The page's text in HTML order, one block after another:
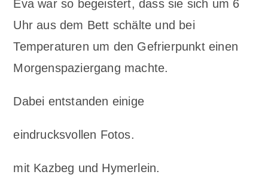
Eva war so begeistert, dass sie sich um 6
Uhr aus dem Bett schälte und bei
Temperaturen um den Gefrierpunkt einen
Morgenspaziergang machte.
Dabei entstanden einige
eindrucksvollen Fotos.
mit Kazbeg und Hymerlein.